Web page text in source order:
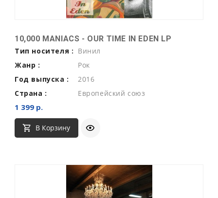
10,000 MANIACS - OUR TIME IN EDEN LP
Тип носителя : Винил
Жанр :
Рок
Год выпуска :
2016
Страна :
Европейский союз
1 399 р.
В Корзину